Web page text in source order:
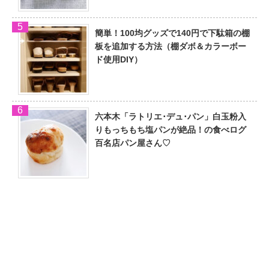
簡単！100均グッズで140円で下駄箱の棚
板を追加する方法（棚ダボ＆カラーボー
ド使用DIY）
六本木「ラトリエ･デュ･パン」白玉粉入
りもっちもち塩パンが絶品！の食べログ
百名店パン屋さん♡